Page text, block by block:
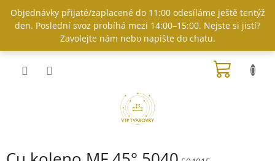
obsah
Objednávky přijaté/zaplacené do 11:00 odesíláme ještě tentýž
den. Poslední svoz probíhá mezi 14:00–15:00. Nejste si jistí?
Zavolejte nám nebo napište do chatu.